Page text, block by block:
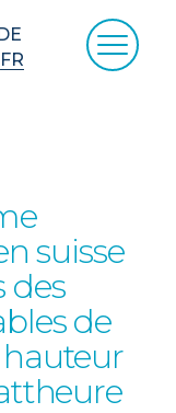
FR
suisse
des
de
hauteur